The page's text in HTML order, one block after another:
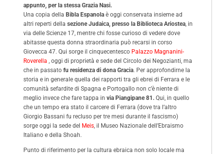
appunto, per la stessa Grazia Nasi.
Una copia della Bibla Espanola è oggi conservata insieme ad
altri reperti della sezione Judaica, presso la Biblioteca Ariostea , in
via delle Scienze 17, mentre chi fosse curioso di vedere dove
abitasse questa donna straordinaria può recarsi in corso
Giovecca 47. Qui sorge il cinquecentesco Palazzo Magnanini-
Roverella , oggi di proprietà e sede del Circolo dei Negozianti, ma
che in passato fu residenza di dona Gracia. Per approfondirne la
storia e in generale quella dei rapporti tra gli ebrei di Ferrara e le
comunità sefardite di Spagna e Portogallo non c’è niente di
meglio invece che fare tappa in via Piangipane 81. Qui, in quello
che un tempo era stato il carcere di Ferrara (dove tra l’altro
Giorgio Bassani fu recluso per tre mesi durante il fascismo)
sorge oggi la sede del Meis , il Museo Nazionale dell’Ebraismo
Italiano e della Shoah.
Punto di riferimento per la cultura ebraica non solo locale ma